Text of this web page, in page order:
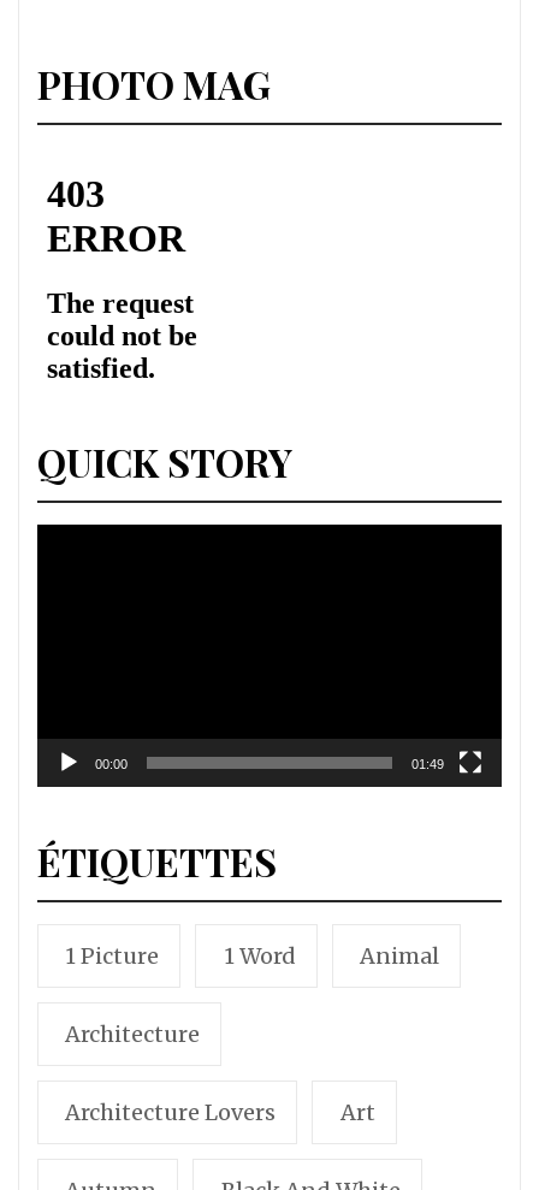
PHOTO MAG
QUICK STORY
00:00 01:49
ÉTIQUETTES
1 Picture 1 Word Animal
Architecture
Architecture Lovers Art